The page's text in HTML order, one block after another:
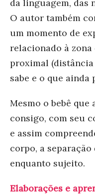
da linguagem, das
O autor também
um momento de
relacionado à
proximal
sabe e o que ainda
Mesmo o bebê
consigo, com seu
e assim
corpo, a
enquanto sujeito.
Elaborações e